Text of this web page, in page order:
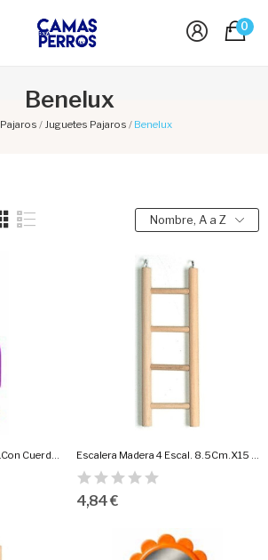
0
Benelux
Pajaros Juguetes Pajaros Benelux
Nombre, A a Z
Columpio Acrylico 24 Cm.Con Cuerda.Benelux Escalera Madera 4 Escal. 8.5Cm.X15 Cm.Alto
4,84 €